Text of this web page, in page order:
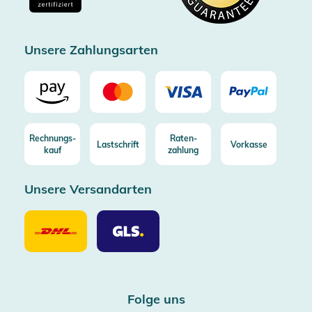
Unsere Zahlungsarten
Rechnungs-
kauf
Lastschrift
Raten-
zahlung
Vorkasse
Unsere Versandarten
Unsere
Versandarten
DHL
Unsere
Versandarten
GLS
Folge uns